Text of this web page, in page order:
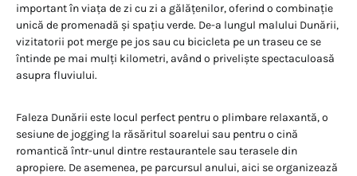
important în viața de zi cu zi a gălățenilor, oferind o combinație
unică de promenadă și spațiu verde. De-a lungul malului Dunării,
vizitatorii pot merge pe jos sau cu bicicleta pe un traseu ce se
întinde pe mai mulți kilometri, având o priveliște spectaculoasă
asupra fluviului.
Faleza Dunării este locul perfect pentru o plimbare relaxantă, o
sesiune de jogging la răsăritul soarelui sau pentru o cină
romantică într-unul dintre restaurantele sau terasele din
apropiere. De asemenea, pe parcursul anului, aici se organizează